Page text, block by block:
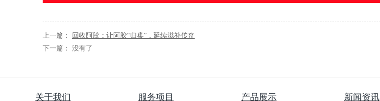
上一篇：
回收阿胶：​让阿胶“归巢”，延续滋补传奇
下一篇： 没有了
关于我们 服务项目 产品展示 新闻资讯